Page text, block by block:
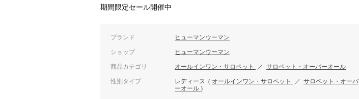
期間限定セール開催中
ブランド ヒューマンウーマン
ショップ ヒューマンウーマン
商品カテゴリ オールインワン・サロペット ／ サロペット・オーバーオール
性別タイプ レディース ( オールインワン・サロペット ／ サロペット・オーバ
ーオール )